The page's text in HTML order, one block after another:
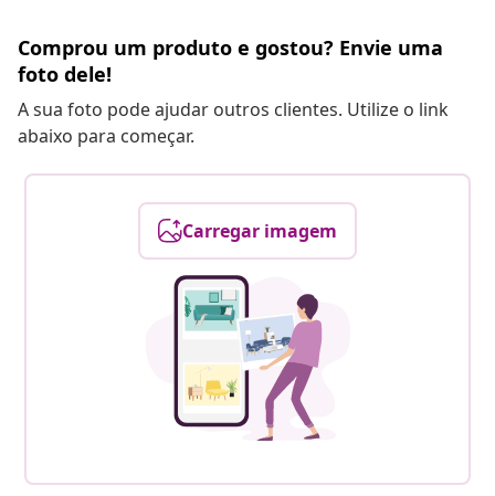
Comprou um produto e gostou? Envie uma
foto dele!
A sua foto pode ajudar outros clientes. Utilize o link
abaixo para começar.
Carregar imagem